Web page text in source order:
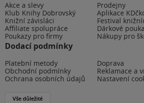
Akce a slevy
Prodejny
Klub Knihy Dobrovský
Aplikace
Knižní závisláci
Festival
Affiliate spolupráce
Dárkové
Poukazy pro firmy
Nákupy pro
Dodací podmínky
Platební metody
Doprava
Obchodní podmínky
Reklamace a
Ochrana osobních údajů
Nastavení
Vše důležité